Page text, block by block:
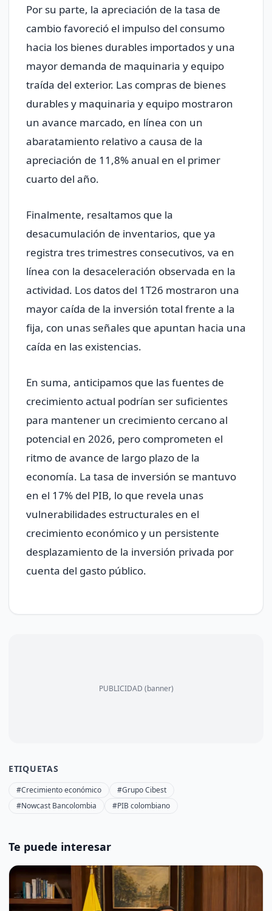
Por su parte, la apreciación de la tasa de
cambio favoreció el impulso del consumo
hacia los bienes durables importados y una
mayor demanda de maquinaria y equipo
traída del exterior. Las compras de bienes
durables y maquinaria y equipo mostraron
un avance marcado, en línea con un
abaratamiento relativo a causa de la
apreciación de 11,8% anual en el primer
cuarto del año.
Finalmente, resaltamos que la
desacumulación de inventarios, que ya
registra tres trimestres consecutivos, va en
línea con la desaceleración observada en la
actividad. Los datos del 1T26 mostraron una
mayor caída de la inversión total frente a la
fija, con unas señales que apuntan hacia una
caída en las existencias.
En suma, anticipamos que las fuentes de
crecimiento actual podrían ser suficientes
para mantener un crecimiento cercano al
potencial en 2026, pero comprometen el
ritmo de avance de largo plazo de la
economía. La tasa de inversión se mantuvo
en el 17% del PIB, lo que revela unas
vulnerabilidades estructurales en el
crecimiento económico y un persistente
desplazamiento de la inversión privada por
cuenta del gasto público.
PUBLICIDAD (banner)
ETIQUETAS
#Crecimiento económico
#Grupo Cibest
#Nowcast Bancolombia
#PIB colombiano
Te puede interesar